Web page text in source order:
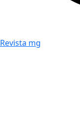
Revista mg